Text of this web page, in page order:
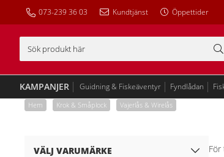
073-239 36 03 Kundtjänst Öppettider
Guidning & Fiskeäventyr Fyndlådan
KAMPANJER
Hem Krok & Småplock Vajerlås & Wirelås
VÄLJ VARUMÄRKE